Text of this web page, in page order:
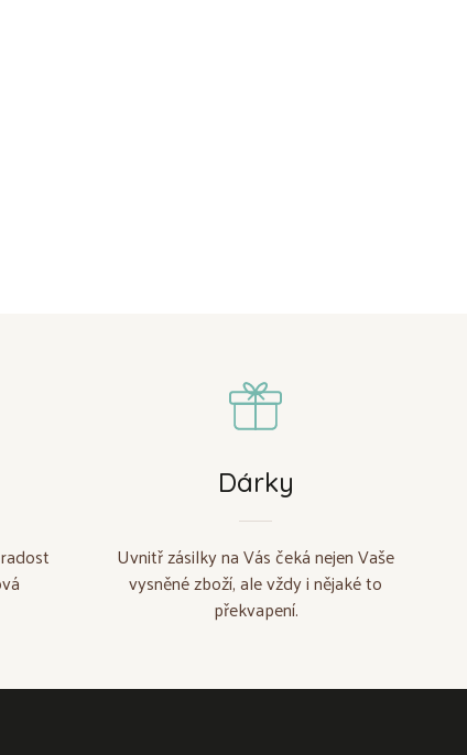
Dárky
Uvnitř zásilky na Vás čeká nejen Vaše
vysněné zboží, ale vždy i nějaké to
překvapení.